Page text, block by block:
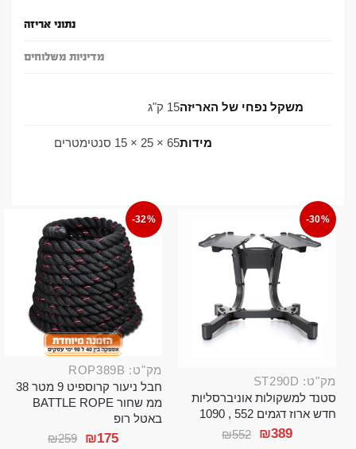
נתוני אריזה
מדיניות משלוחים
משקל נפחי של האריזה15 ק"ג
מידות65 × 25 × 15 סנטימטרים
-30%
מק"ט: ST290D
סטנד למשקולות אוניברסליות
חדש ארוז דגמים 552 , 1090
₪552 ₪389
-32%
מק"ט: ROP389B
חבל ניעור קרוספיט 9 מטר 38
ממ שחור BATTLE ROPE
באטל רופ
₪259 ₪175